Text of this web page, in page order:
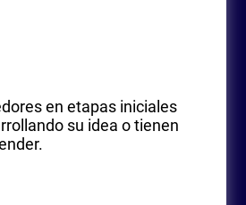
en etapas iniciales
su idea o tienen